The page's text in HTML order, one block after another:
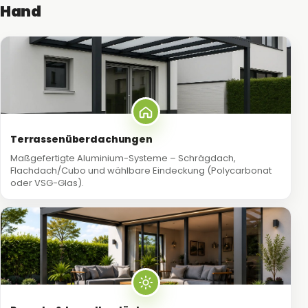
Hand
Terrassenüberdachungen
Maßgefertigte Aluminium-Systeme – Schrägdach,
Flachdach/Cubo und wählbare Eindeckung (Polycarbonat
oder VSG-Glas).